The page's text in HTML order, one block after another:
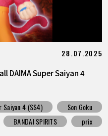
28.07.2025
DAIMA Super Saiyan 4
Saiyan 4 (SS4)
Son Goku
BANDAI SPIRITS prix